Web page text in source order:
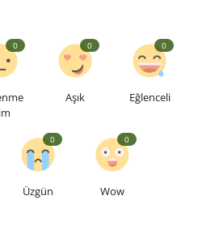
0
Aşık
0
Eğlenceli
0
Üzgün
0
Wow
0